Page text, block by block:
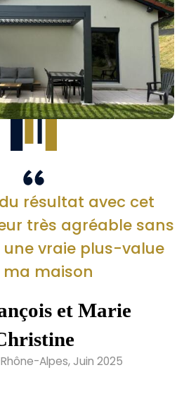
résultat avec cet
très agréable sans
vraie plus-value
ma maison
et Marie
Alpes, Juin 2025